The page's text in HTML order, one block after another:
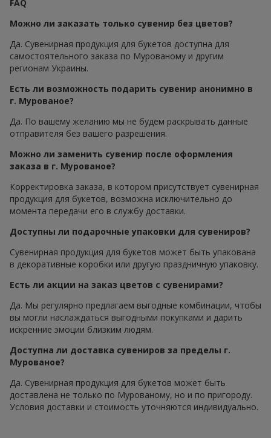
FAQ
Можно ли заказать только сувенир без цветов?
Да. Сувенирная продукция для букетов доступна для
самостоятельного заказа по Мурованому и другим
регионам Украины.
Есть ли возможность подарить сувенир анонимно в
г. Мурованое?
Да. По вашему желанию мы не будем раскрывать данные
отправителя без вашего разрешения.
Можно ли заменить сувенир после оформления
заказа в г. Мурованое?
Корректировка заказа, в котором присутствует сувенирная
продукция для букетов, возможна исключительно до
момента передачи его в службу доставки.
Доступны ли подарочные упаковки для сувениров?
Сувенирная продукция для букетов может быть упакована
в декоративные коробки или другую праздничную упаковку.
Есть ли акции на заказ цветов с сувенирами?
Да. Мы регулярно предлагаем выгодные комбинации, чтобы
вы могли наслаждаться выгодными покупками и дарить
искренние эмоции близким людям.
Доступна ли доставка сувениров за пределы г.
Мурованое?
Да. Сувенирная продукция для букетов может быть
доставлена не только по Мурованому, но и по пригороду.
Условия доставки и стоимость уточняются индивидуально.